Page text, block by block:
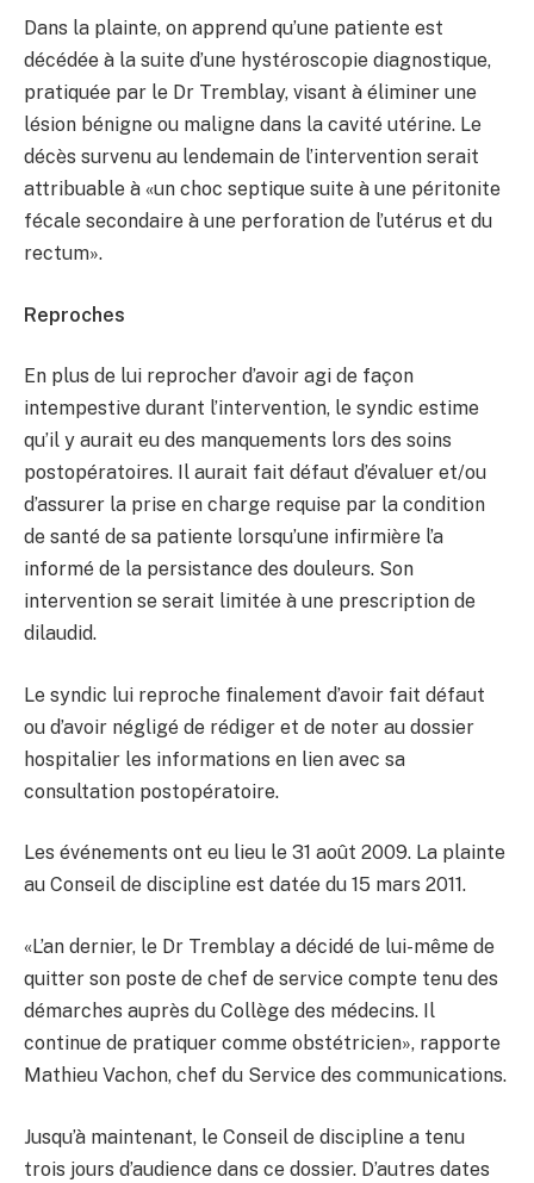
Dans la plainte, on apprend qu’une patiente est
décédée à la suite d’une hystéroscopie diagnostique,
pratiquée par le Dr Tremblay, visant à éliminer une
lésion bénigne ou maligne dans la cavité utérine. Le
décès survenu au lendemain de l’intervention serait
attribuable à «un choc septique suite à une péritonite
fécale secondaire à une perforation de l’utérus et du
rectum».
Reproches
En plus de lui reprocher d’avoir agi de façon
intempestive durant l’intervention, le syndic estime
qu’il y aurait eu des manquements lors des soins
postopératoires. Il aurait fait défaut d’évaluer et/ou
d’assurer la prise en charge requise par la condition
de santé de sa patiente lorsqu’une infirmière l’a
informé de la persistance des douleurs. Son
intervention se serait limitée à une prescription de
dilaudid.
Le syndic lui reproche finalement d’avoir fait défaut
ou d’avoir négligé de rédiger et de noter au dossier
hospitalier les informations en lien avec sa
consultation postopératoire.
Les événements ont eu lieu le 31 août 2009. La plainte
au Conseil de discipline est datée du 15 mars 2011.
«L’an dernier, le Dr Tremblay a décidé de lui-même de
quitter son poste de chef de service compte tenu des
démarches auprès du Collège des médecins. Il
continue de pratiquer comme obstétricien», rapporte
Mathieu Vachon, chef du Service des communications.
Jusqu’à maintenant, le Conseil de discipline a tenu
trois jours d’audience dans ce dossier. D’autres dates